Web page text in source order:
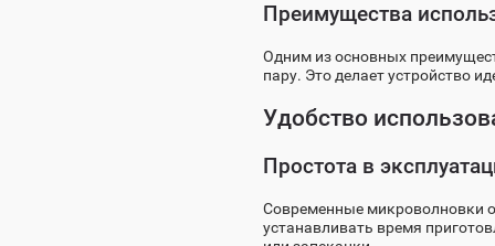
Преимущества
Одним из основных
пару. Это делает устройство
Удобство
Простота в
Современные микроволновки
устанавливать время